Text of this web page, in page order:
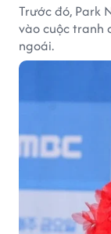
Trước đó, Park
vào cuộc tranh
ngoái.